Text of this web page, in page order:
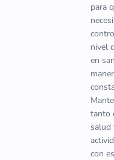
para
nivel
en
tanto
salud
con